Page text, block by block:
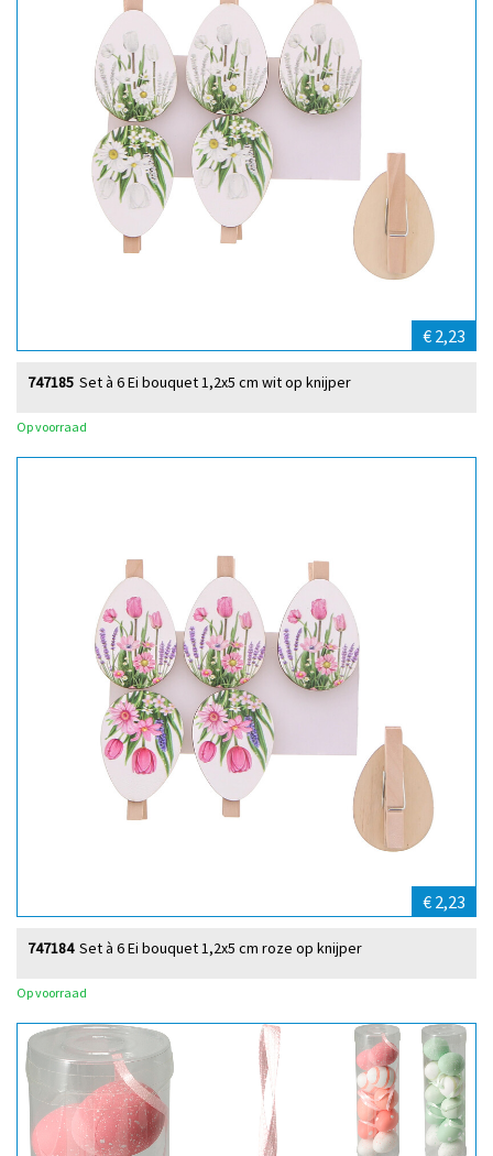
€ 2,23
Set à 6 Ei bouquet 1,2x5 cm wit op knijper
747185
Op voorraad
€ 2,23
Set à 6 Ei bouquet 1,2x5 cm roze op knijper
747184
Op voorraad